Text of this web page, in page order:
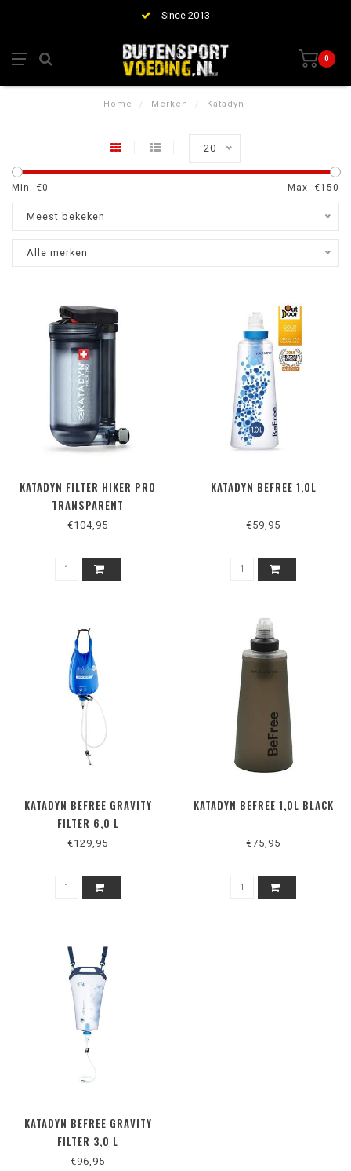
Since 2013
0
Home / Merken / Katadyn
20
Min: €0 Max: €150
Meest bekeken
Alle merken
KATADYN FILTER HIKER PRO
TRANSPARENT
€104,95
KATADYN BEFREE 1,0L
€59,95
KATADYN BEFREE GRAVITY
FILTER 6,0 L
€129,95
KATADYN BEFREE 1,0L BLACK
€75,95
KATADYN BEFREE GRAVITY
FILTER 3,0 L
€96,95